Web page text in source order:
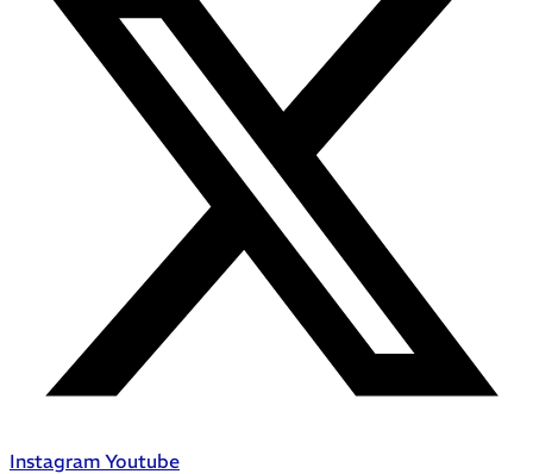
Instagram Youtube